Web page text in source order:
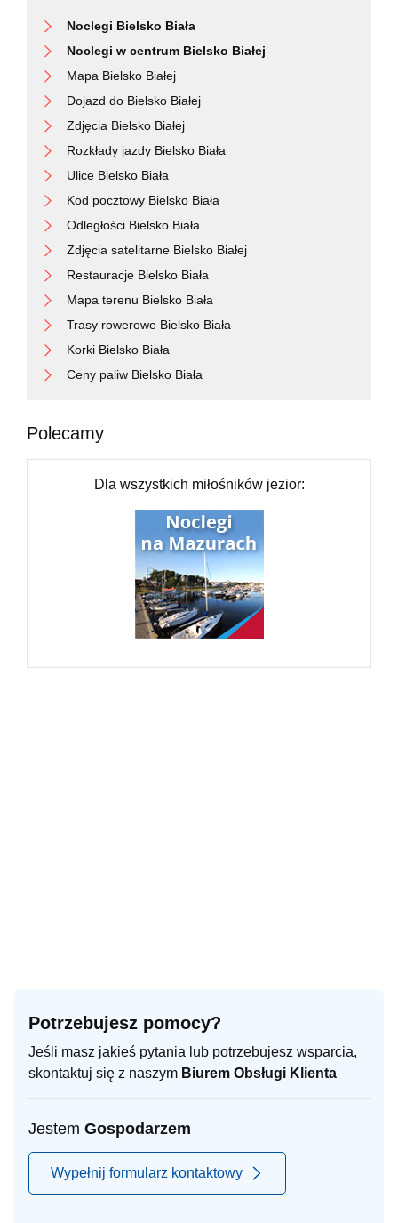
Noclegi Bielsko Biała
Noclegi w centrum Bielsko Białej
Mapa Bielsko Białej
Dojazd do Bielsko Białej
Zdjęcia Bielsko Białej
Rozkłady jazdy Bielsko Biała
Ulice Bielsko Biała
Kod pocztowy Bielsko Biała
Odległości Bielsko Biała
Zdjęcia satelitarne Bielsko Białej
Restauracje Bielsko Biała
Mapa terenu Bielsko Biała
Trasy rowerowe Bielsko Biała
Korki Bielsko Biała
Ceny paliw Bielsko Biała
Polecamy
Dla wszystkich miłośników jezior:
Potrzebujesz pomocy?
Jeśli masz jakieś pytania lub potrzebujesz wsparcia,
skontaktuj się z naszym Biurem Obsługi Klienta
Jestem Gospodarzem
Wypełnij formularz kontaktowy